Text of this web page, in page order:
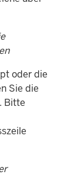
oder die
Sie die
Bitte